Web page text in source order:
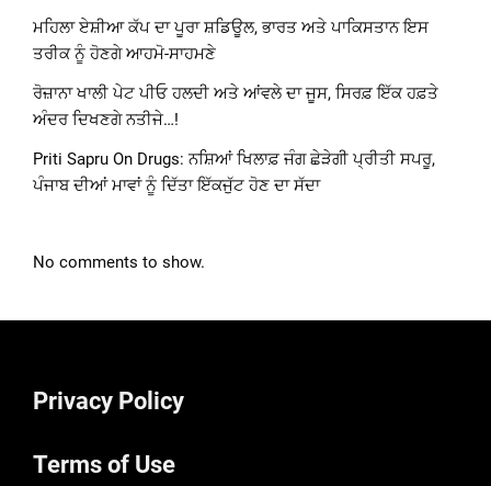
ਮਹਿਲਾ ਏਸ਼ੀਆ ਕੱਪ ਦਾ ਪੂਰਾ ਸ਼ਡਿਊਲ, ਭਾਰਤ ਅਤੇ ਪਾਕਿਸਤਾਨ ਇਸ
ਤਰੀਕ ਨੂੰ ਹੋਣਗੇ ਆਹਮੋ-ਸਾਹਮਣੇ
ਰੋਜ਼ਾਨਾ ਖਾਲੀ ਪੇਟ ਪੀਓ ਹਲਦੀ ਅਤੇ ਆਂਵਲੇ ਦਾ ਜੂਸ, ਸਿਰਫ਼ ਇੱਕ ਹਫ਼ਤੇ
ਅੰਦਰ ਦਿਖਣਗੇ ਨਤੀਜੇ…!
Priti Sapru On Drugs: ਨਸ਼ਿਆਂ ਖਿਲਾਫ਼ ਜੰਗ ਛੇੜੇਗੀ ਪ੍ਰੀਤੀ ਸਪਰੂ,
ਪੰਜਾਬ ਦੀਆਂ ਮਾਵਾਂ ਨੂੰ ਦਿੱਤਾ ਇੱਕਜੁੱਟ ਹੋਣ ਦਾ ਸੱਦਾ
No comments to show.
Privacy Policy
Terms of Use